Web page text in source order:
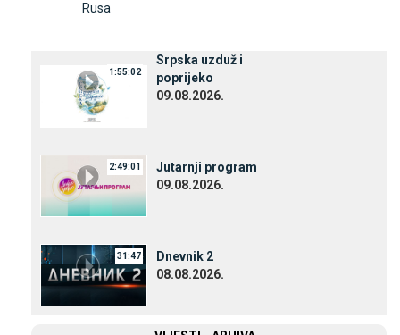
Rusa
1:55:02
Srpska uzduž i
poprijeko
09.08.2026.
2:49:01
Јutarnji program
09.08.2026.
31:47
Dnevnik 2
08.08.2026.